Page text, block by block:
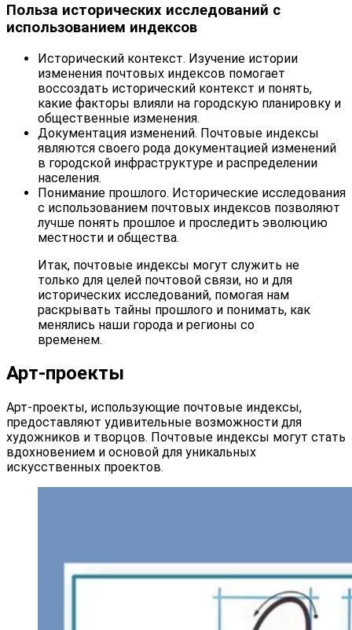
Польза исторических исследований с
использованием индексов
Исторический контекст. Изучение истории
изменения почтовых индексов помогает
воссоздать исторический контекст и понять,
какие факторы влияли на городскую планировку и
общественные изменения.
Документация изменений. Почтовые индексы
являются своего рода документацией изменений
в городской инфраструктуре и распределении
населения.
Понимание прошлого. Исторические исследования
с использованием почтовых индексов позволяют
лучше понять прошлое и проследить эволюцию
местности и общества.
Итак, почтовые индексы могут служить не
только для целей почтовой связи, но и для
исторических исследований, помогая нам
раскрывать тайны прошлого и понимать, как
менялись наши города и регионы со
временем.
Арт-проекты
Арт-проекты, использующие почтовые индексы,
предоставляют удивительные возможности для
художников и творцов. Почтовые индексы могут стать
вдохновением и основой для уникальных
искусственных проектов.